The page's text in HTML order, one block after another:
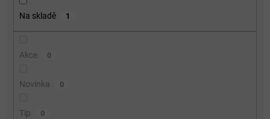
Na skladě 1
Akce 0
Novinka 0
Tip 0